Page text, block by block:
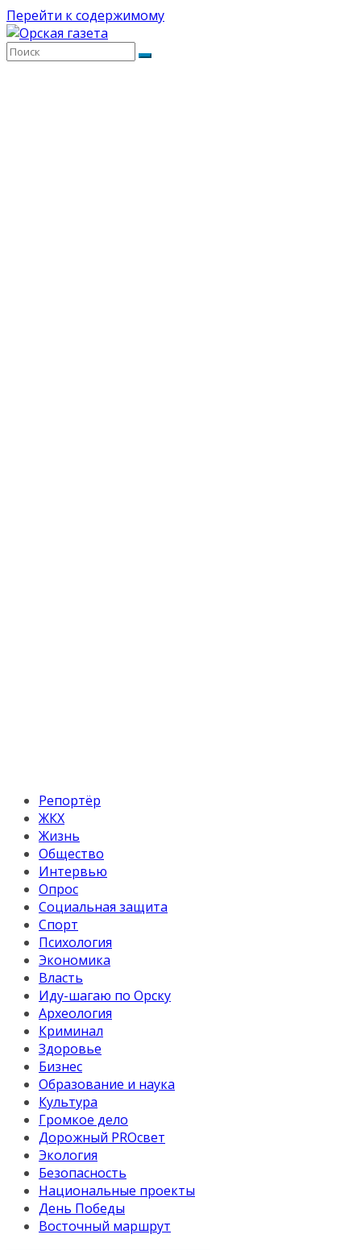
Перейти к содержимому
Репортёр
ЖКХ
Жизнь
Общество
Интервью
Опрос
Социальная защита
Спорт
Психология
Экономика
Власть
Иду-шагаю по Орску
Археология
Криминал
Здоровье
Бизнес
Образование и наука
Культура
Громкое дело
Дорожный PROсвет
Экология
Безопасность
Национальные проекты
День Победы
Восточный маршрут